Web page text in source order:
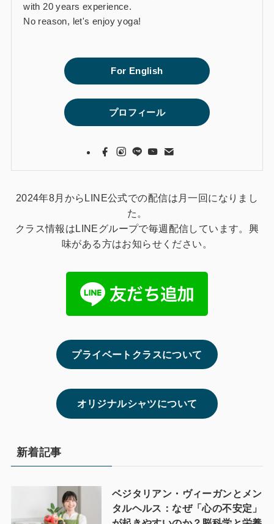
with 20 years experience.
No reason, let's enjoy yoga!
For English
プロフィール
2024年8月からLINE公式での配信は月一回になりまし
た。
クラス情報はLINEグループで毎週配信しています。興
味がある方はお知らせください。
プライベートクラスについて
オリジナルシャツについて
新着記事
ベジタリアン・ヴィーガンとメン
タルヘルス：なぜ「心の不安定」